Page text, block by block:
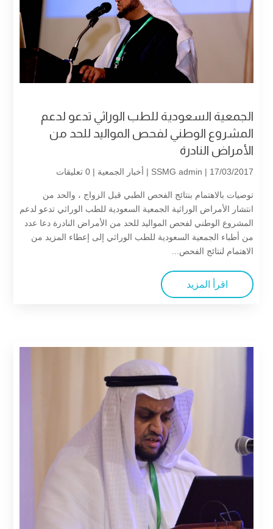
الجمعية السعودية للطب الوراثي تدعو لدعم
المشروع الوطني لفحص المواليد للحد من
الأمراض النادرة
SSMG admin | 17/03/2017 | أخبار الجمعية | 0 تعليقات
توصيات بالاهتمام بنتائج الفحص الطبي قبل الزواج ، والحد من
انتشار الأمراض الوراثية الجمعية السعودية للطب الوراثي تدعو لدعم
المشروع الوطني لفحص المواليد للحد من الأمراض النادرة دعا عدد
من أطباء الجمعية السعودية للطب الوراثي إلى إعطاء المزيد من
الاهتمام لنتائج الفحص...
اقرأ المزيد